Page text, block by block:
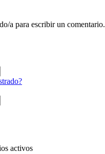
a para escribir un comentario.
activos